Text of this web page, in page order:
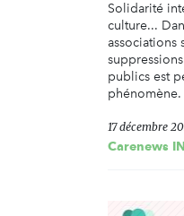
Solidarité
culture...
associations
publics est
phénomène.
17 décembre
Carenews